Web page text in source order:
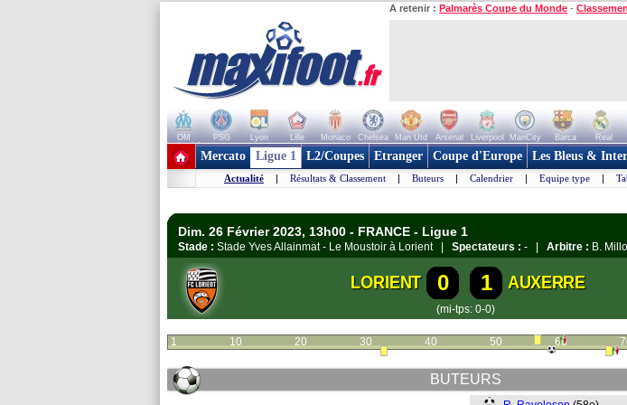
A retenir : Palmarès Coupe du Monde -
OM PSG Lyon Lille Monaco Chelsea Man Utd Arsenal Liverpool ManCity Barca Real
+ de clubs
Mercato Ligue 1 L2/Coupes Etranger Coupe d'Europe Les Bleus &
Actualité | Résultats & Classement | Buteurs | Calendrier | Equipe type |
Dim. 26 Février 2023, 13h00 - FRANCE - Ligue 1
Stade : Stade Yves Allainmat - Le Moustoir à Lorient | Spectateurs : - | Arbitre : B.
LORIENT 0 1 AUXERRE
(mi-tps: 0-0)
1 10 20 30 40 50 60
BUTEURS